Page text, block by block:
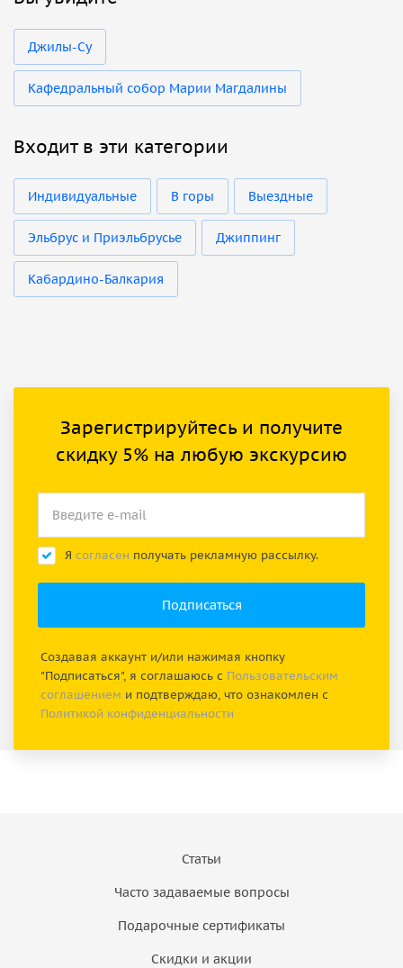
Джилы-Су
Кафедральный собор Марии Магдалины
Входит в эти категории
Индивидуальные В горы Выездные
Эльбрус и Приэльбрусье Джиппинг
Кабардино-Балкария
Зарегистрируйтесь и получите
скидку 5% на любую экскурсию
Я согласен получать рекламную рассылку.
Создавая аккаунт и/или нажимая кнопку
"Подписаться", я соглашаюсь с Пользовательским
соглашением и подтверждаю, что ознакомлен с
Политикой конфиденциальности
Статьи
Часто задаваемые вопросы
Подарочные сертификаты
Скидки и акции